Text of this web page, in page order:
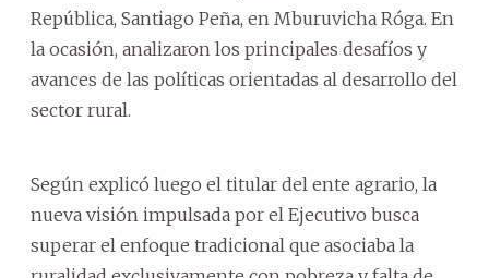
República, Santiago Peña, en Mburuvicha Róga. En
la ocasión, analizaron los principales desafíos y
avances de las políticas orientadas al desarrollo del
sector rural.
Según explicó luego el titular del ente agrario, la
nueva visión impulsada por el Ejecutivo busca
superar el enfoque tradicional que asociaba la